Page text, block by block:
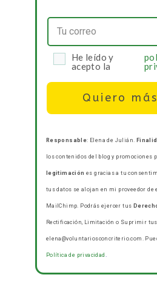
Y llévate de regalo mi
para organizar
tu
impacto
He leído y